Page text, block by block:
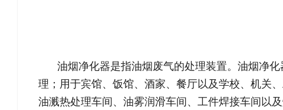
油烟净化器是指油烟废气的处理装置。油烟净
理；用于宾馆、饭馆、酒家、餐厅以及学校、机关
油溅热处理车间、油雾润滑车间、工件焊接车间以